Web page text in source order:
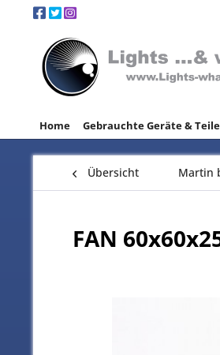
Home Gebrauchte Geräte & Teile
Übersicht Martin
FAN